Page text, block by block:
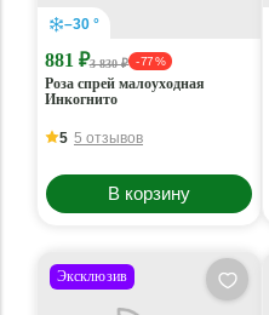
–30 °
881 ₽3 830 ₽ - 77 %
Роза спрей малоуходная
Инкогнито
5 5 отзывов
В корзину
Эксклюзив